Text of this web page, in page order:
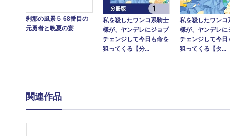
刹那の風景５ 68番目の
元勇者と晩夏の宴
私を殺したワンコ系騎士
様が、ヤンデレにジョブ
チェンジして今日も命を
狙ってくる【分...
私を殺したワンコ
様が、ヤンデレに
チェンジして今日
狙ってくる【タ...
関連作品